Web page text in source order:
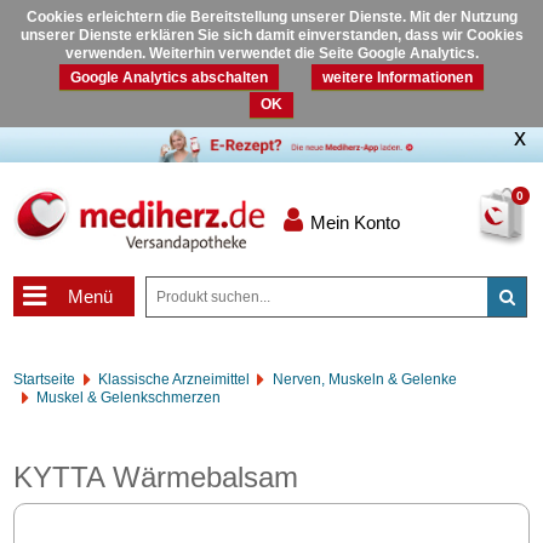
Cookies erleichtern die Bereitstellung unserer Dienste. Mit der Nutzung
unserer Dienste erklären Sie sich damit einverstanden, dass wir Cookies
verwenden. Weiterhin verwendet die Seite Google Analytics.
Google Analytics abschalten
weitere Informationen
OK
0
Mein Konto
Menü
Startseite Klassische Arzneimittel
Nerven, Muskeln & Gelenke
Muskel & Gelenkschmerzen
KYTTA Wärmebalsam